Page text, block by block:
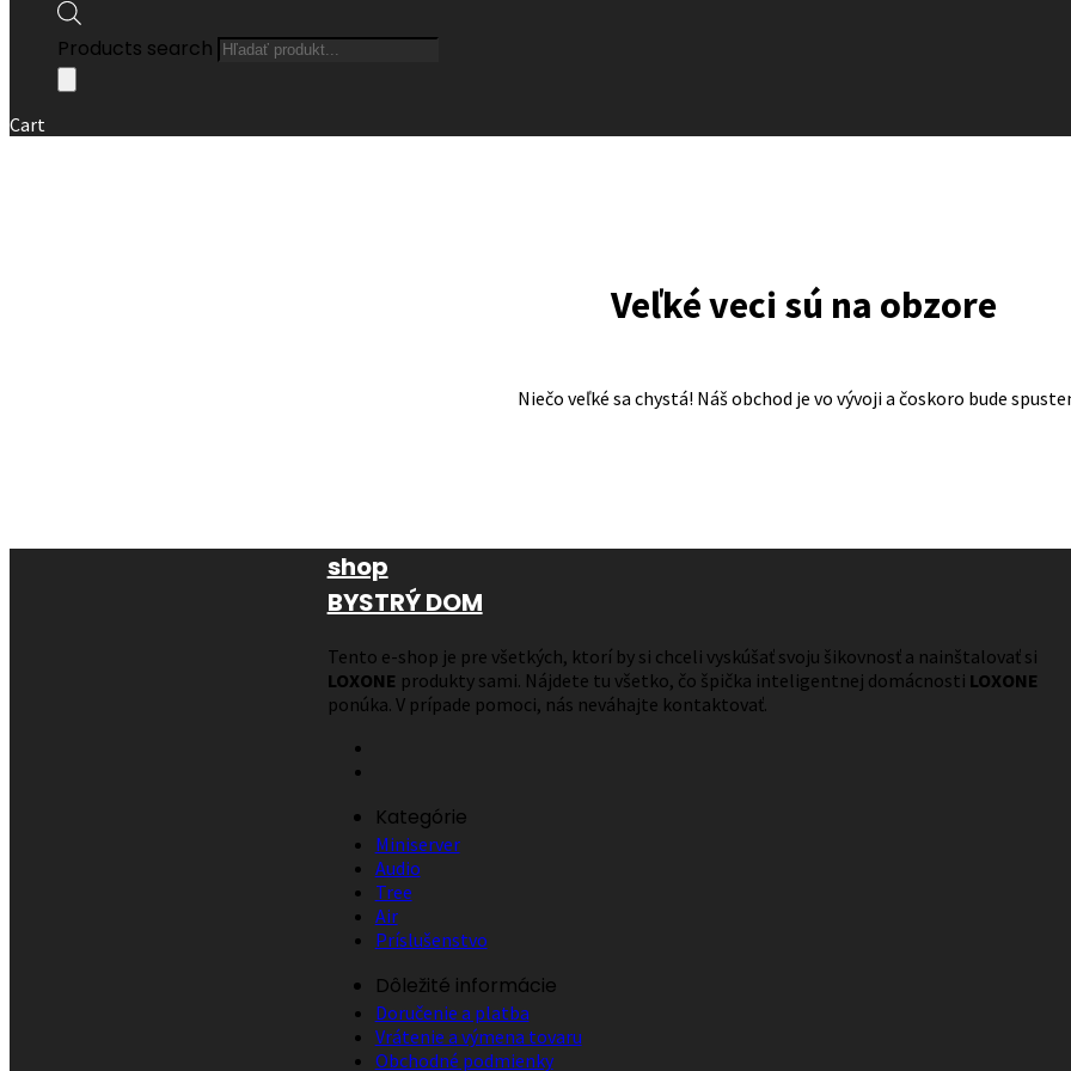
Products search
Cart
Veľké veci sú na obzore
Niečo veľké sa chystá! Náš obchod je vo vývoji a čoskoro bude
shop
BYSTRÝ DOM
Tento e-shop je pre všetkých, ktorí by si chceli vyskúšať svoju šikovnosť a nainštalovať si
LOXONE produkty sami. Nájdete tu všetko, čo špička inteligentnej domácnosti LOXONE
ponúka. V prípade pomoci, nás neváhajte kontaktovať.
Kategórie
Miniserver
Audio
Tree
Air
Príslušenstvo
Dôležité informácie
Doručenie a platba
Vrátenie a výmena tovaru
Obchodné podmienky